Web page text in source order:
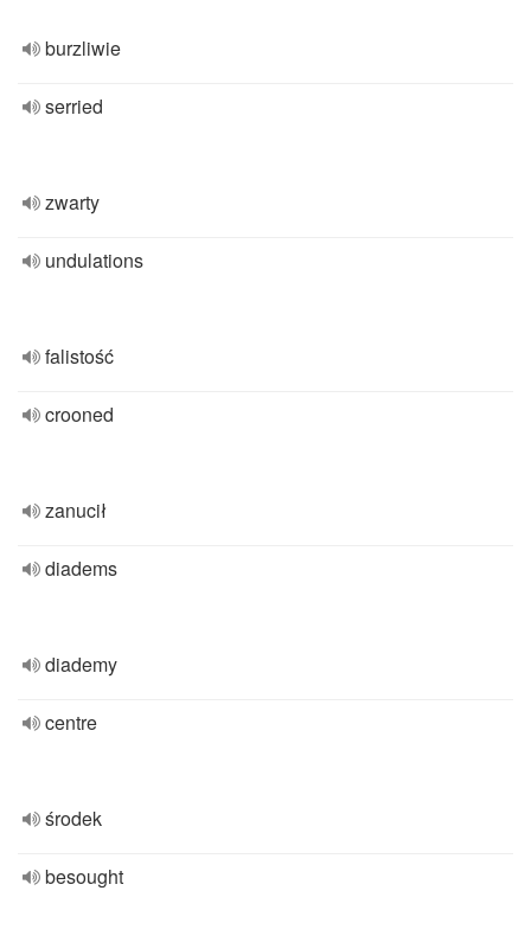
burzliwie
serried
zwarty
undulations
falistość
crooned
zanucił
diadems
diademy
centre
środek
besought